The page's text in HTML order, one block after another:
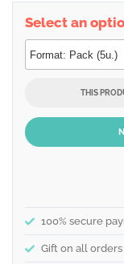
Select an
THIS
100% secure
Gift on all orders